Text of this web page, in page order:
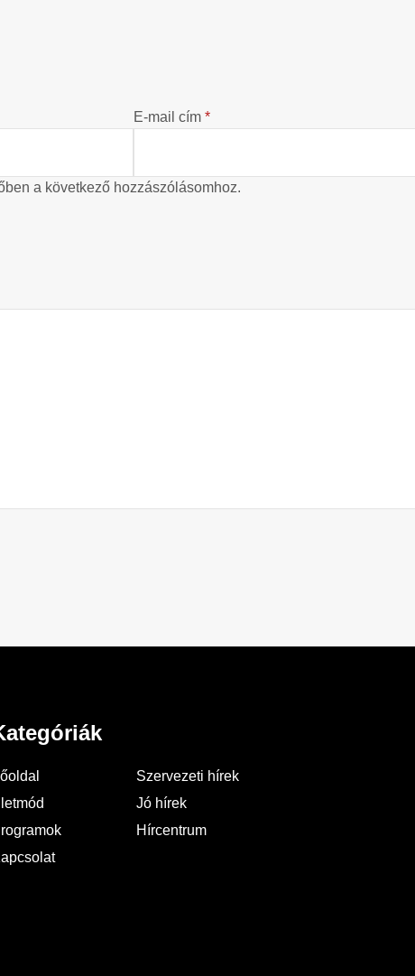
E-mail cím *
a következő hozzászólásomhoz.
Szervezeti hírek
Jó hírek
Hírcentrum